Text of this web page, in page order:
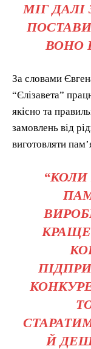
МІГ
ВОНО
За словами
“Єлізавета”
якісно та
замовлень від
виготовляти
Й